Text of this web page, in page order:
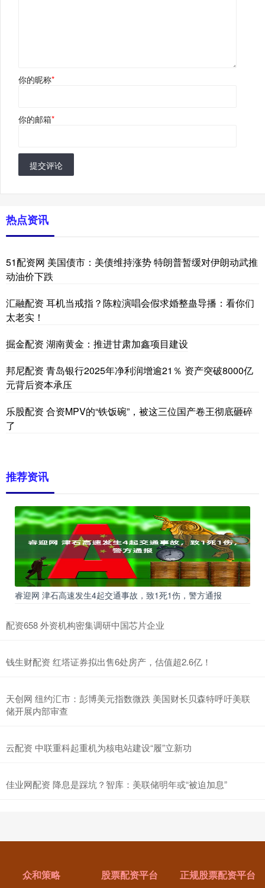
你的昵称*
你的邮箱*
提交评论
热点资讯
51配资网 美国债市：美债维持涨势 特朗普暂缓对伊朗动武推
动油价下跌
汇融配资 耳机当戒指？陈粒演唱会假求婚整蛊导播：看你们
太老实！
掘金配资 湖南黄金：推进甘肃加鑫项目建设
邦尼配资 青岛银行2025年净利润增逾21％ 资产突破8000亿
元背后资本承压
乐股配资 合资MPV的“铁饭碗”，被这三位国产卷王彻底砸碎
了
推荐资讯
睿迎网 津石高速发生4起交通事故，致1死1伤，警方通报
配资658 外资机构密集调研中国芯片企业
钱生财配资 红塔证券拟出售6处房产，估值超2.6亿！
天创网 纽约汇市：彭博美元指数微跌 美国财长贝森特呼吁美联
储开展内部审查
云配资 中联重科起重机为核电站建设“履”立新功
佳业网配资 降息是踩坑？智库：美联储明年或“被迫加息”
众和策略 股票配资平台 正规股票配资平台